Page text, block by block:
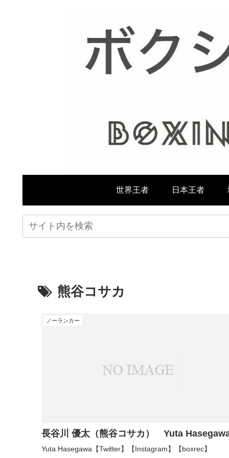
世界王者 日本王者
熊谷コサカ
ノーランカー
長谷川 優太（熊谷コサカ） Yuta
Yuta Hasegawa【Twitter】【Instagram】【boxrec】